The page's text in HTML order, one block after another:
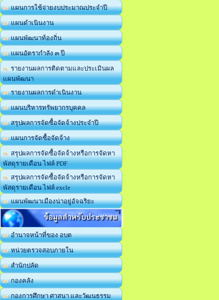
แผนการใช้จ่ายงบประมาณประจำปี
แผนดำเนินงาน
แผนพัฒนาท้องถิ่น
แผนอัตรากำลัง ๓ ปี
รายงานผลการติดตามและประเมินผล
แผนพัฒนา
รายงานผลการดำเนินงาน
แผนบริหารทรัพยากรบุคคล
สรุปผลการจัดซื้อจัดจ้างประจำปี
แผนการจัดซื้อจัดจ้าง
สรุปผลการจัดซื้อจัดจ้างหรือการจัดหา
พัสดุรายเดือน ไฟล์ PDF
สรุปผลการจัดซื้อจัดจ้างหรือการจัดหา
พัสดุรายเดือน ไฟล์ excle
แผนพัฒนาเมืองน่าอยู่อัจฉริยะ
ข้อมูลสำหรับประชาชน
อำนาจหน้าที่ของ อบต
หน่วยตรวจสอบภายใน
สำนักปลัด
กองคลัง
กองการศึกษา ศาสนา และวัฒนธรรม